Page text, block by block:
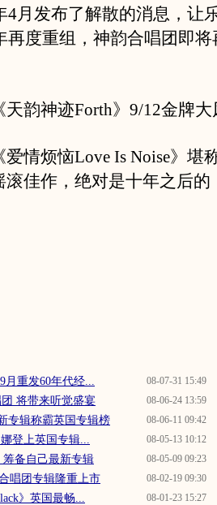
4月发布了解散的消息，让
再度重组，神韵合唱团即
神迹Forth》9/12金牌大
烦恼Love Is Noise》堪称
佳作，绝对是十年之后的
08-07-31 15:49
重发60年代经...
08-06-24 13:59
将带来听觉盛宴
08-06-11 09:42
专辑称霸英国专辑榜
08-05-13 10:12
登上英国专辑...
08-05-09 09:23
备自己最新专辑
08-02-19 09:30
唱团专辑隆重上市
08-01-23 15:27
》英国最畅...